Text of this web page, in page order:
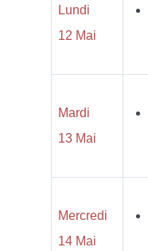
Lundi
12 Mai
Mardi
13 Mai
Mercredi
14 Mai